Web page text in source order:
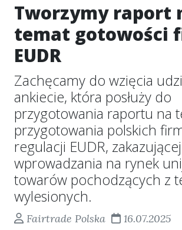
Tworzymy raport
temat gotowości
EUDR
Zachęcamy do wzięcia
ankiecie, która posłuży do
przygotowania raportu na
przygotowania polskich
regulacji EUDR, zakazującej
wprowadzania na rynek
towarów pochodzących z
wylesionych.
Fairtrade Polska 16.07.2025